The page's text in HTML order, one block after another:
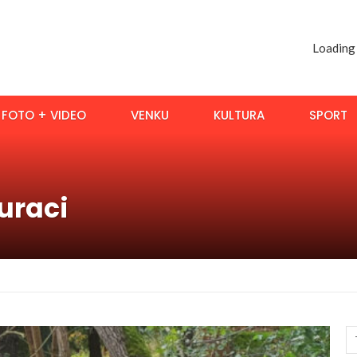
Loading
FOTO + VIDEO VENKU KULTURA SPORT